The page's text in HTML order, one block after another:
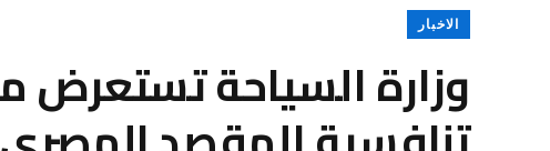
الاخبار